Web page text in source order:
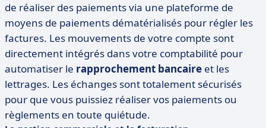
de réaliser des paiements via une plateforme de
moyens de paiements dématérialisés pour régler les
factures. Les mouvements de votre compte sont
directement intégrés dans votre comptabilité pour
automatiser le rapprochement bancaire et les
lettrages. Les échanges sont totalement sécurisés
pour que vous puissiez réaliser vos paiements ou
règlements en toute quiétude.